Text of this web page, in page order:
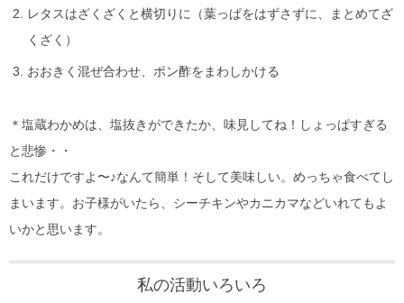
レタスはざくざくと横切りに（葉っぱをはずさずに、まとめてざ
くざく）
おおきく混ぜ合わせ、ポン酢をまわしかける
＊塩蔵わかめは、塩抜きができたか、味見してね！しょっぱすぎる
と悲惨・・
これだけですよ〜♪なんて簡単！そして美味しい。めっちゃ食べてし
まいます。お子様がいたら、シーチキンやカニカマなどいれてもよ
いかと思います。
私の活動いろいろ